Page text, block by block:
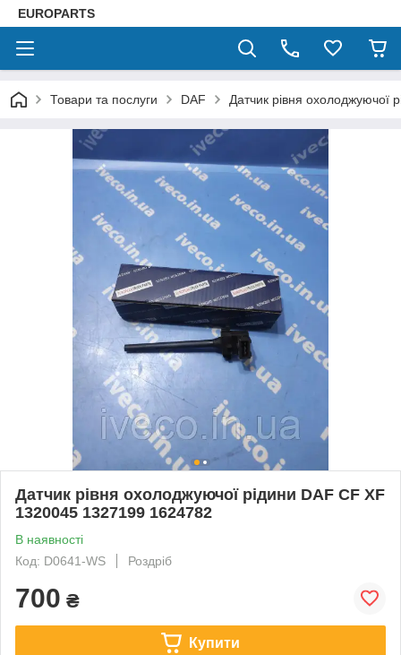
EUROPARTS
Товари та послуги DAF Датчик рівня
Датчик рівня охолоджуючої рідини DAF CF XF
1320045 1327199 1624782
В наявності
Код: D0641-WS
Роздріб
700 ₴
Купити